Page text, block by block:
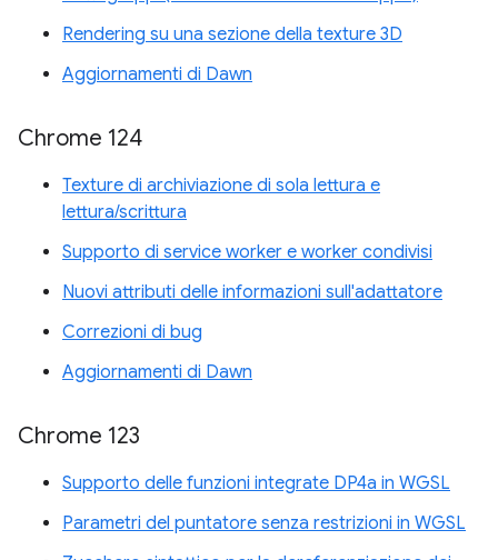
Rendering su una sezione della texture 3D
Aggiornamenti di Dawn
Chrome 124
Texture di archiviazione di sola lettura e
lettura/scrittura
Supporto di service worker e worker condivisi
Nuovi attributi delle informazioni sull'adattatore
Correzioni di bug
Aggiornamenti di Dawn
Chrome 123
Supporto delle funzioni integrate DP4a in WGSL
Parametri del puntatore senza restrizioni in WGSL